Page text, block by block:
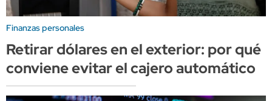
Finanzas personales
Retirar dólares en el exterior: por qué
conviene evitar el cajero automático